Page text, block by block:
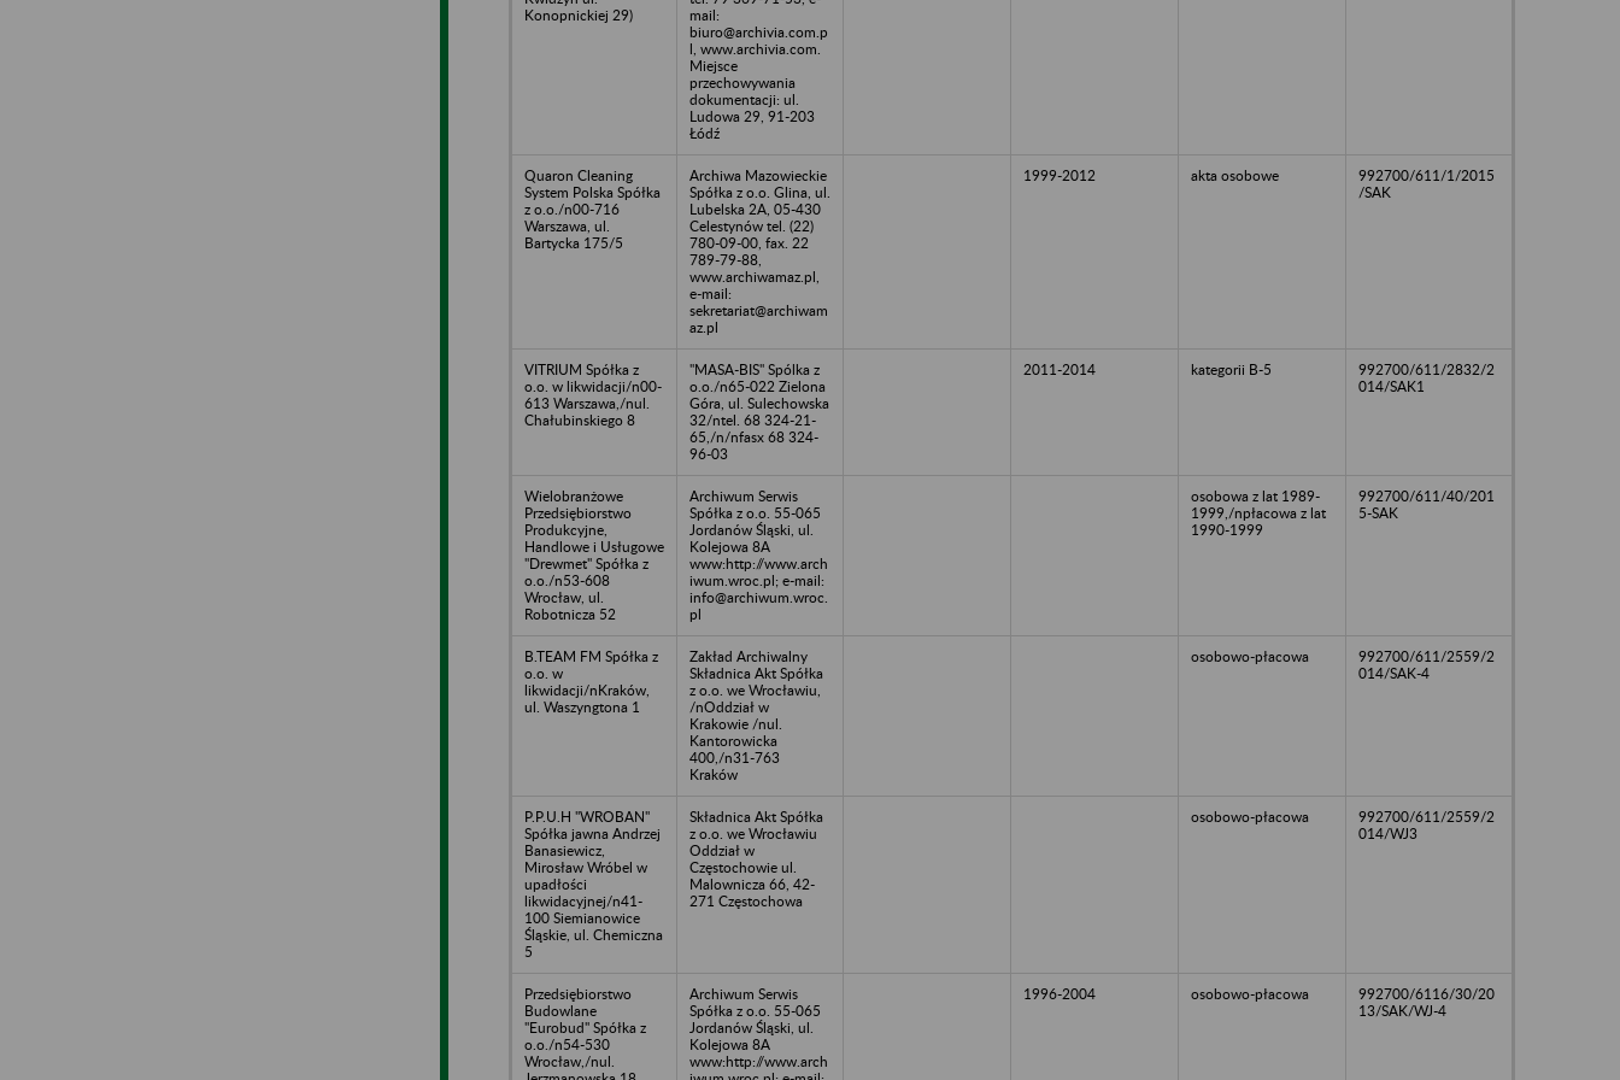
Konopnickiej 29)
mail:
biuro@archivia.com.p
l, www.archivia.com.
Miejsce
przechowywania
dokumentacji: ul.
Ludowa 29, 91-203
Łódź
Quaron Cleaning
System Polska Spółka
z o.o./n00-716
Warszawa, ul.
Bartycka 175/5
Archiwa Mazowieckie
Spółka z o.o. Glina, ul.
Lubelska 2A, 05-430
Celestynów tel. (22)
780-09-00, fax. 22
789-79-88,
www.archiwamaz.pl,
e-mail:
sekretariat@archiwam
az.pl
1999-2012 akta osobowe
992700/611/1/2015
/SAK
VITRIUM Spółka z
o.o. w likwidacji/n00-
613 Warszawa,/nul.
Chałubinskiego 8
"MASA-BIS" Spólka z
o.o./n65-022 Zielona
Góra, ul. Sulechowska
32/ntel. 68 324-21-
65,/n/nfasx 68 324-
96-03
2011-2014 kategorii B-5
992700/611/2832/2
014/SAK1
Wielobranżowe
Przedsiębiorstwo
Produkcyjne,
Handlowe i Usługowe
"Drewmet" Spółka z
o.o./n53-608
Wrocław, ul.
Robotnicza 52
Archiwum Serwis
Spółka z o.o. 55-065
Jordanów Śląski, ul.
Kolejowa 8A
www:http://www.arch
iwum.wroc.pl; e-mail:
info@archiwum.wroc.
pl
osobowa z lat 1989-
1999,/npłacowa z lat
1990-1999
992700/611/40/201
5-SAK
B.TEAM FM Spółka z
o.o. w
likwidacji/nKraków,
ul. Waszyngtona 1
Zakład Archiwalny
Składnica Akt Spółka
z o.o. we Wrocławiu,
/nOddział w
Krakowie /nul.
Kantorowicka
400,/n31-763
Kraków
osobowo-płacowa
992700/611/2559/2
014/SAK-4
P.P.U.H "WROBAN"
Spółka jawna Andrzej
Banasiewicz,
Mirosław Wróbel w
upadłości
likwidacyjnej/n41-
100 Siemianowice
Śląskie, ul. Chemiczna
5
Składnica Akt Spółka
z o.o. we Wrocławiu
Oddział w
Częstochowie ul.
Malownicza 66, 42-
271 Częstochowa
osobowo-płacowa
992700/611/2559/2
014/WJ3
Przedsiębiorstwo
Budowlane
"Eurobud" Spółka z
o.o./n54-530
Wrocław,/nul.
Archiwum Serwis
Spółka z o.o. 55-065
Jordanów Śląski, ul.
Kolejowa 8A
www:http://www.arch
1996-2004 osobowo-płacowa
992700/6116/30/20
13/SAK/WJ-4